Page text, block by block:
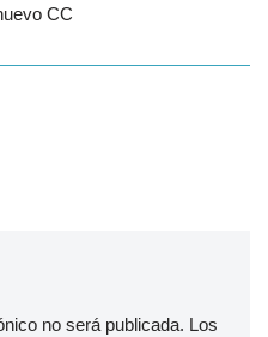
CC
no será publicada. Los